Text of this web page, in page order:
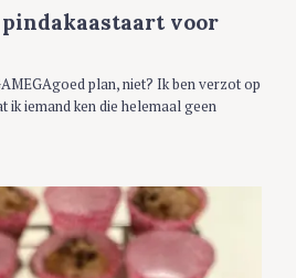
pindakaastaart voor
plan, niet? Ik ben verzot op
ik iemand ken die helemaal geen